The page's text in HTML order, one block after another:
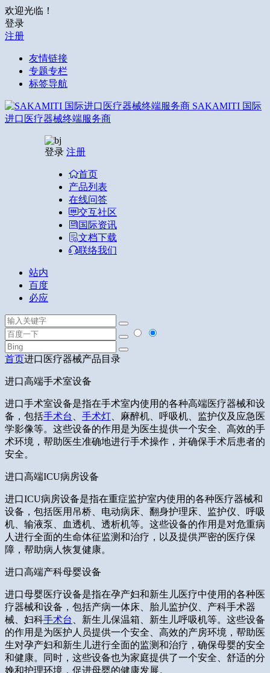
欢迎光临！
登录
注册
友情链接
专题专栏
标签导航
SAKAMITI 国际
进口医疗器械终端服务商
登录 注册
首页
产品列表
在线问答
交互社区
国际资讯
文档下载
联络我们
站内
百度
必应
首页进口医疗器械产品目录
进口高端手术室设备
进口手术室设备是指在手术室内使用的各种高端医疗器械和设
备，包括手术台 手术灯 、麻醉机、呼吸机、监护仪及应急医
学影像等。这些设备的作用是为医生提供一个安全、高效的手
术环境，帮助医生准确地进行手术操作，并确保手术后患者的
安全。
进口高端ICU病房设备
进口ICU病房设备是指在重症监护室内使用的各种医疗器械和
设备，包括医用吊桥、电动病床、翻身护理床、监护仪、呼吸
机、输液泵、血透机、透析机等。这些设备的作用是对危重病
人进行全面的生命体征监测和治疗，以及提供严密的医疗保
障，帮助病人恢复健康。
进口高端产科母婴设备
进口母婴医疗设备是指在孕产妇和新生儿医疗中使用的各种医
疗器械和设备，包括产病一体床、胎儿监护仪、产科手术器
械、妇科手术台
、新生儿保温箱、新生儿呼吸机等。这些设备
的作用是为医护人员提供一个安全、高效的产房环境，帮助医
生对孕产妇和新生儿进行全面的监测和治疗，确保母婴的安全
和健康。同时，这些设备也为家庭提供了一个安全、舒适的分
娩和护理环境，促进母婴的健康发展。